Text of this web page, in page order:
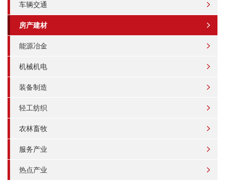
车辆交通
房产建材
能源冶金
机械机电
装备制造
轻工纺织
农林畜牧
服务产业
热点产业